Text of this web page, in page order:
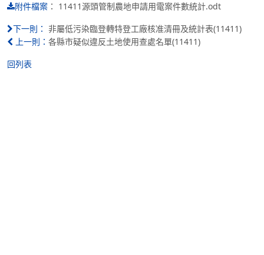
附件檔案 ： 11411源頭管制農地申請用電案件數統計.odt
下一則： 非屬低污染臨登轉特登工廠核准清冊及統計表(11411)
上一則： 各縣市疑似違反土地使用查處名單(11411)
回列表